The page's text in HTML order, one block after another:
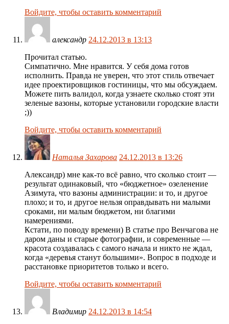
Войдите, чтобы оставить комментарий
александр 24.12.2013 в 13:13
Прочитал статью.
Симпатично. Мне нравится. У себя дома готов
исполнить. Правда не уверен, что этот стиль отвечает
идее проектировщиков гостиницы, что мы обсуждаем.
Можете пить валидол, когда узнаете сколько стоят эти
зеленые вазоны, которые установили городские власти
;))
Войдите, чтобы оставить комментарий
Наталья Захарова 24.12.2013 в 13:26
Александр) мне как-то всё равно, что сколько стоит —
результат одинаковый, что «бюджетное» озеленение
Азимута, что вазоны администрации: и то, и другое
плохо; и то, и другое нельзя оправдывать ни малыми
сроками, ни малым бюджетом, ни благими
намерениями.
Кстати, по поводу времени) В статье про Венчагова не
даром даны и старые фотографии, и современные —
красота создавалась с самого начала и никто не ждал,
когда «деревья станут большими». Вопрос в подходе и
расстановке приоритетов только и всего.
Войдите, чтобы оставить комментарий
Владимир 24.12.2013 в 14:54